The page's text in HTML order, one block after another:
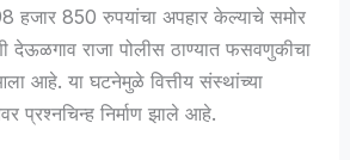
हजार 850 रुपयांचा अपहार केल्याचे समोर
राजा पोलीस ठाण्यात फसवणुकीचा
आहे. या घटनेमुळे वित्तीय संस्थांच्या
प्रश्नचिन्ह निर्माण झाले आहे.